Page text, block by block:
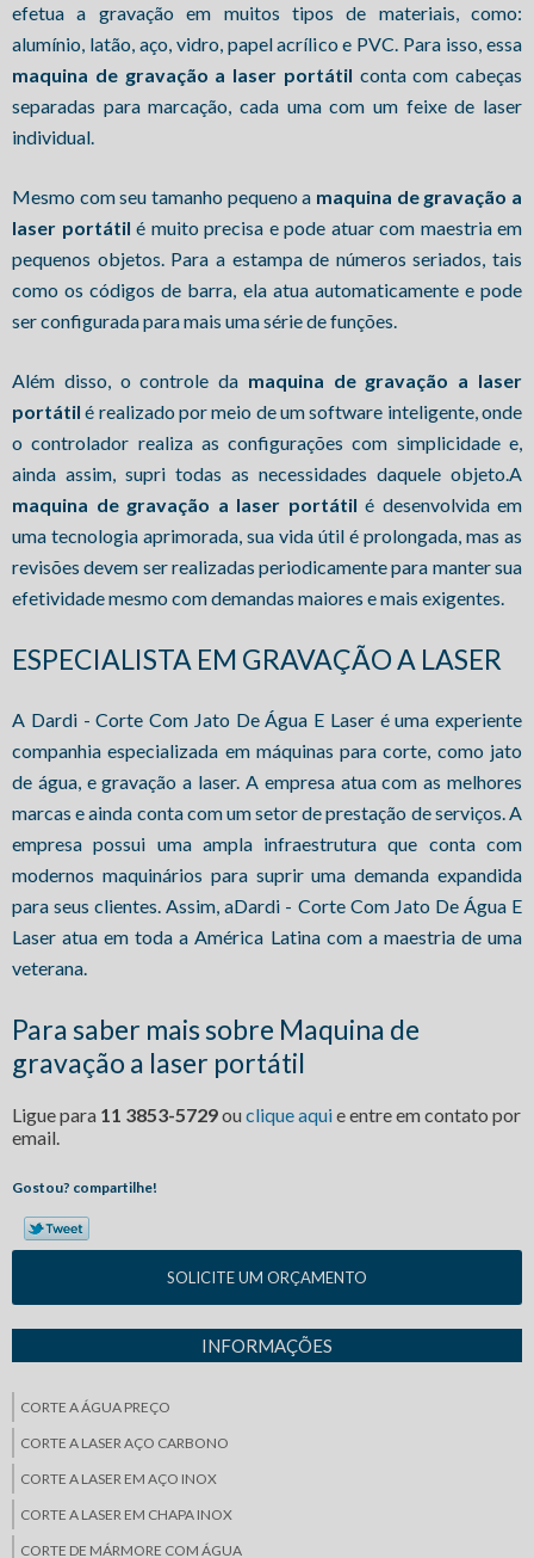
efetua a gravação em muitos tipos de materiais, como:
alumínio, latão, aço, vidro, papel acrílico e PVC. Para isso, essa
maquina de gravação a laser portátil conta com cabeças
separadas para marcação, cada uma com um feixe de laser
individual.
Mesmo com seu tamanho pequeno a maquina de gravação a
laser portátil é muito precisa e pode atuar com maestria em
pequenos objetos. Para a estampa de números seriados, tais
como os códigos de barra, ela atua automaticamente e pode
ser configurada para mais uma série de funções.
Além disso, o controle da maquina de gravação a laser
portátil é realizado por meio de um software inteligente, onde
o controlador realiza as configurações com simplicidade e,
ainda assim, supri todas as necessidades daquele objeto.A
maquina de gravação a laser portátil é desenvolvida em
uma tecnologia aprimorada, sua vida útil é prolongada, mas as
revisões devem ser realizadas periodicamente para manter sua
efetividade mesmo com demandas maiores e mais exigentes.
ESPECIALISTA EM GRAVAÇÃO A LASER
A Dardi - Corte Com Jato De Água E Laser é uma experiente
companhia especializada em máquinas para corte, como jato
de água, e gravação a laser. A empresa atua com as melhores
marcas e ainda conta com um setor de prestação de serviços. A
empresa possui uma ampla infraestrutura que conta com
modernos maquinários para suprir uma demanda expandida
para seus clientes. Assim, aDardi - Corte Com Jato De Água E
Laser atua em toda a América Latina com a maestria de uma
veterana.
Para saber mais sobre Maquina de
gravação a laser portátil
Ligue para 11 3853-5729ou clique aquie entre em contato por
email.
Gostou? compartilhe!
SOLICITE UM ORÇAMENTO
INFORMAÇÕES
CORTE A ÁGUA PREÇO
CORTE A LASER AÇO CARBONO
CORTE A LASER EM AÇO INOX
CORTE A LASER EM CHAPA INOX
CORTE DE MÁRMORE COM ÁGUA